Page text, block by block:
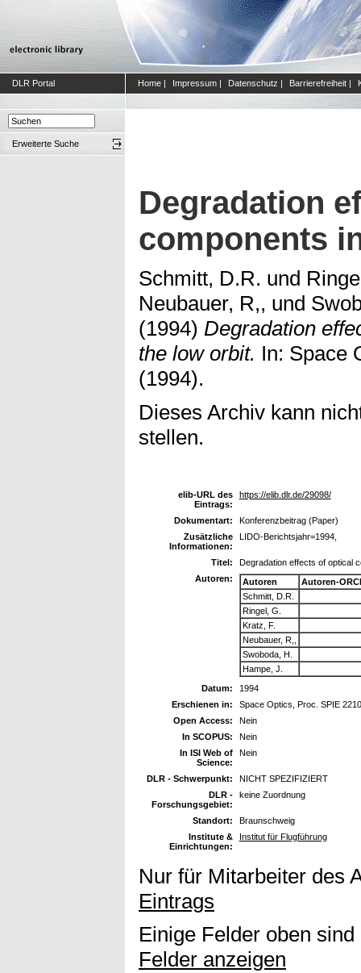
DLR Portal Home | Impressum | Datenschutz | Barrierefreiheit |
Erweiterte Suche
Degradation
components
Schmitt, D.R. und
Neubauer, R,, und
(1994) Degradation
the low orbit. In: Space
(1994).
Dieses Archiv kann
stellen.
elib-URL des
Eintrags:
https://elib.dlr.de/29098/
Dokumentart:
Konferenzbeitrag (Paper)
Zusätzliche
Informationen:
LIDO-Berichtsjahr=1994,
Titel:
Degradation effects of optical
Autoren:
Autoren
Autoren-
Schmitt, D.R.
Ringel, G.
Kratz, F.
Neubauer, R,,
Swoboda, H.
Hampe, J.
Datum:
1994
Erschienen in:
Space Optics, Proc. SPIE
Open Access:
Nein
In SCOPUS:
Nein
In ISI Web of
Science:
Nein
DLR - Schwerpunkt:
NICHT SPEZIFIZIERT
DLR -
Forschungsgebiet:
keine Zuordnung
Standort:
Braunschweig
Institute &
Einrichtungen:
Institut für Flugführung
Nur für Mitarbeiter des
Eintrags
Einige Felder oben
Felder anzeigen